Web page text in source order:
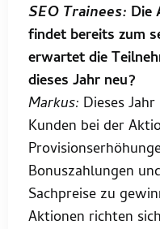
SEO Trainees: Die
findet bereits zum
erwartet die
dieses Jahr neu?
Markus: Dieses
Kunden bei der
Bonuszahlungen
Sachpreise zu
Aktionen richten